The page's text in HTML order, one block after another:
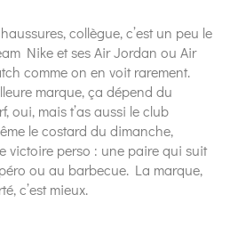
collègue, c’est un peu le
Nike et ses Air Jordan ou Air
comme on en voit rarement.
marque, ça dépend du
oui, mais t’as aussi le club
le costard du dimanche,
victoire perso : une paire qui suit
ou au barbecue. La marque,
c’est mieux.